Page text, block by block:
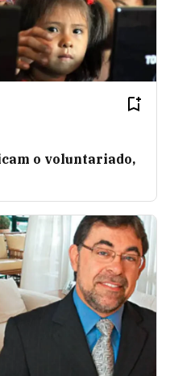
o voluntariado,